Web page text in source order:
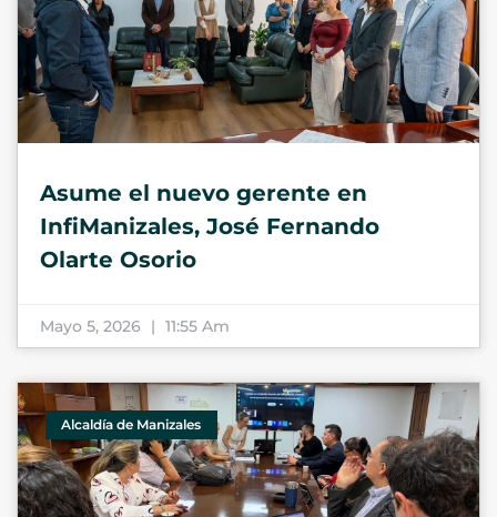
Asume el nuevo gerente en
InfiManizales, José Fernando
Olarte Osorio
Mayo 5, 2026 11:55 Am
Alcaldía de Manizales